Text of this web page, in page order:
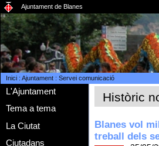
Ajuntament de Blanes
Inici: Ajuntament: Servei comunicació
L'Ajuntament
Tema a tema
La Ciutat
Ciutadans
Històric
Blanes vol
treball dels